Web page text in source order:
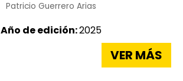
Patricio Guerrero Arias
Año de edición:2025
VER MÁS